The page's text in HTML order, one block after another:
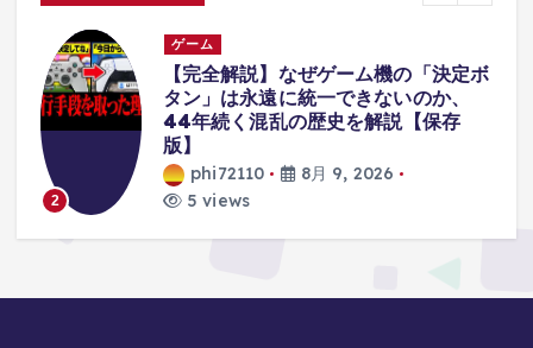
ゲーム
He is Noob Anomaly
#roblox
#gaming #animalhospital
phi72110
8月 9, 2026
10 views